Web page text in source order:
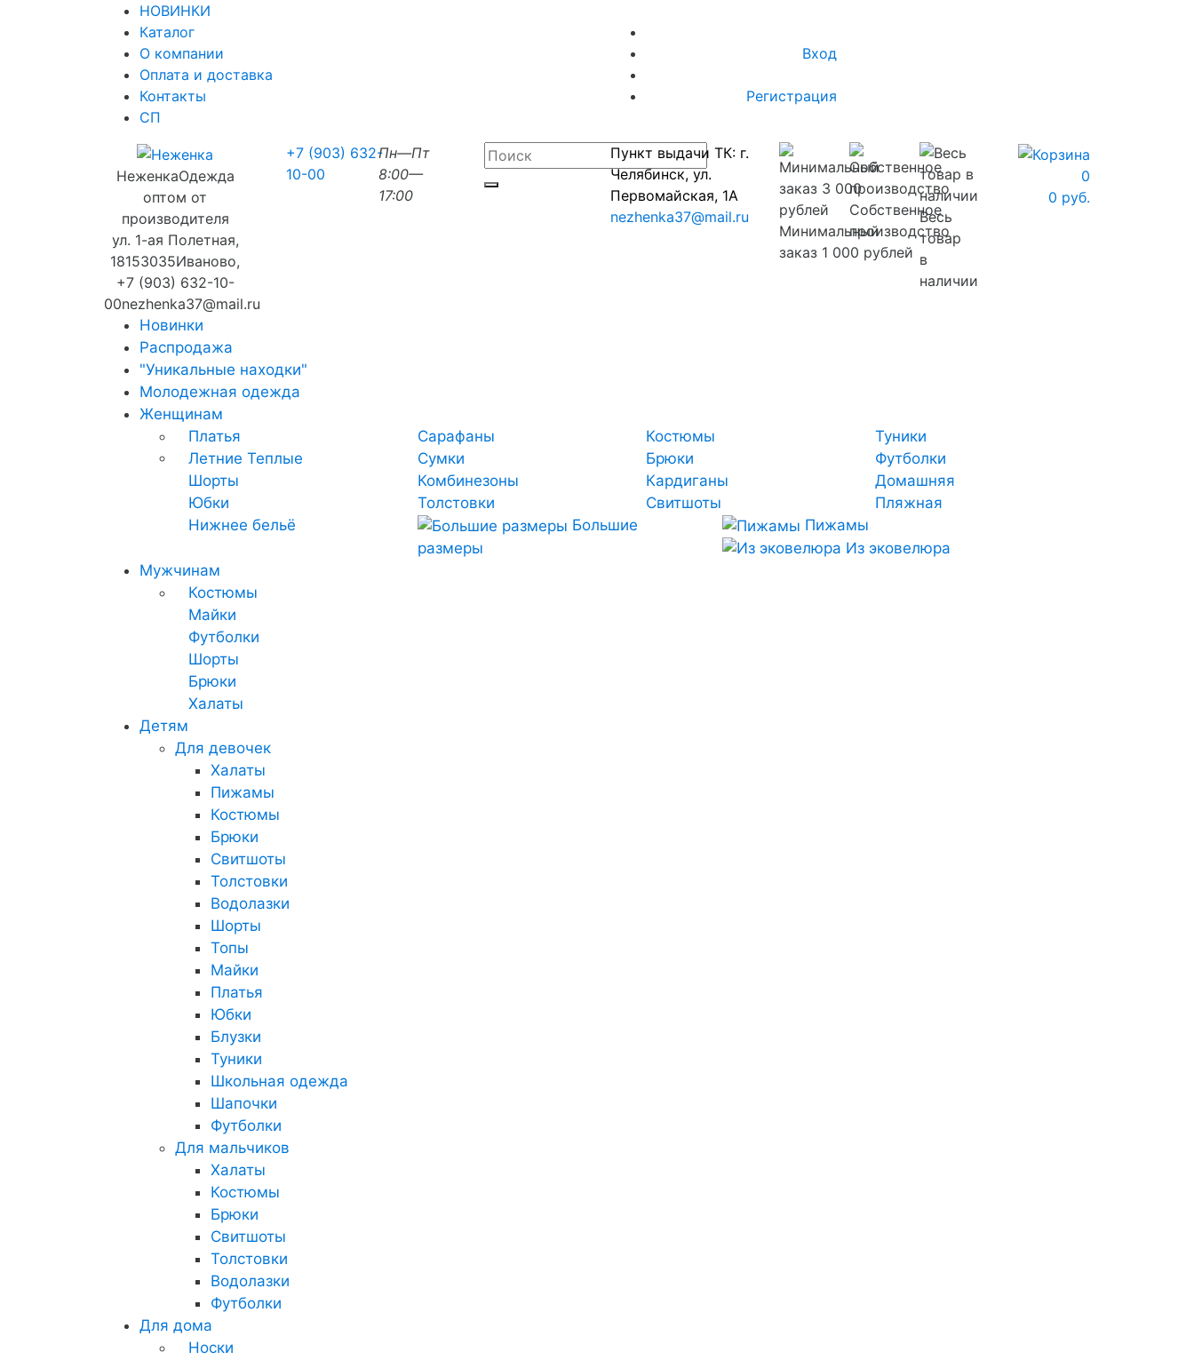
НОВИНКИ
Каталог
О компании
Оплата и доставка
Контакты
СП
Вход
Регистрация
НеженкаОдежда
оптом от
производителя
ул. 1-ая Полетная,
18153035Иваново,
+7 (903) 632-10-
00nezhenka37@mail.ru
+7 (903) 632-
10-00
Пн—Пт
8:00—
17:00
Пункт выдачи ТК: г.
Челябинск, ул.
Первомайская, 1А
nezhenka37@mail.ru
Минимальный
заказ 1 000 рублей
Собственное
производство
Весь
товар
в
наличии
0
0 руб.
Новинки
Распродажа
"Уникальные находки"
Молодежная одежда
Женщинам
Платья
Летние Теплые
Сарафаны Костюмы
Туники
Сумки
Брюки
Футболки
Шорты
Комбинезоны Кардиганы
Домашняя
Юбки
Толстовки Свитшоты
Пляжная
Нижнее бельё
Большие
размеры
Пижамы
Из эковелюра
Мужчинам
Костюмы
Майки
Футболки
Шорты
Брюки
Халаты
Детям
Для девочек
Халаты
Пижамы
Костюмы
Брюки
Свитшоты
Толстовки
Водолазки
Шорты
Топы
Майки
Платья
Юбки
Блузки
Туники
Школьная одежда
Шапочки
Футболки
Для мальчиков
Халаты
Костюмы
Брюки
Свитшоты
Толстовки
Водолазки
Футболки
Для дома
Носки